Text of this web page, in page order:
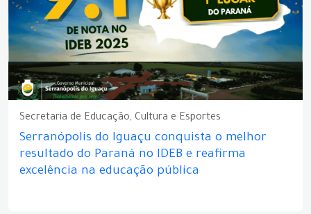
Secretaria de Educação, Cultura e Esportes
Serranópolis do Iguaçu conquista o melhor
resultado do Paraná no IDEB e reafirma
excelência na educação pública